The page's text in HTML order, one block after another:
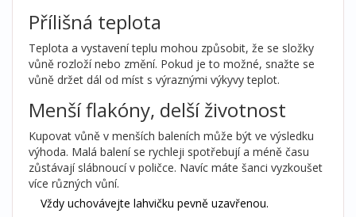
Přílišná teplota
Teplota a vystavení teplu mohou způsobit, že se složky
vůně rozloží nebo změní. Pokud je to možné, snažte se
vůně držet dál od míst s výraznými výkyvy teplot.
Menší flakóny, delší životnost
Kupovat vůně v menších baleních může být ve výsledku
výhoda. Malá balení se rychleji spotřebují a méně času
zůstávají slábnoucí v poličce. Navíc máte šanci vyzkoušet
více různých vůní.
Vždy uchovávejte lahvičku pevně uzavřenou.